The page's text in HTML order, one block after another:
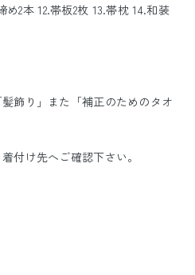
2本 12.帯板2枚 13.帯枕 14.和装
飾り」また「補正のためのタオ
付け先へご確認下さい。